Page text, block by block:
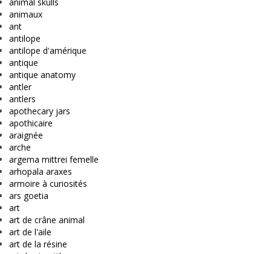
animaux
ant
antilope
antilope d'amérique
antique
antique anatomy
antler
antlers
apothecary jars
apothicaire
araignée
arche
argema mittrei femelle
arhopala araxes
armoire à curiosités
ars goetia
art
art de crâne animal
art de l'aile
art de la résine